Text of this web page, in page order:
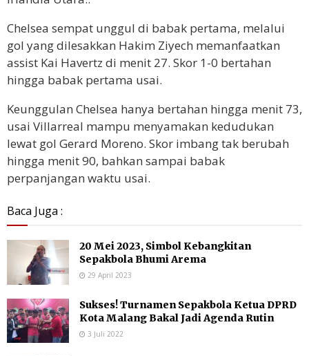
Chelsea sempat unggul di babak pertama, melalui
gol yang dilesakkan Hakim Ziyech memanfaatkan
assist Kai Havertz di menit 27. Skor 1-0 bertahan
hingga babak pertama usai.
Keunggulan Chelsea hanya bertahan hingga menit 73,
usai Villarreal mampu menyamakan kedudukan
lewat gol Gerard Moreno. Skor imbang tak berubah
hingga menit 90, bahkan sampai babak
perpanjangan waktu usai.
Baca Juga :
20 Mei 2023, Simbol Kebangkitan
Sepakbola Bhumi Arema
29 April 2023
Sukses! Turnamen Sepakbola Ketua DPRD
Kota Malang Bakal Jadi Agenda Rutin
3 Juli 2022